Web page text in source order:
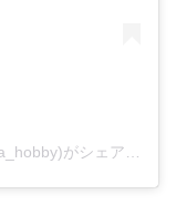
ユザワヤ公式 / 手芸・ホビー(@yuzawaya_hobby)がシェアした投稿